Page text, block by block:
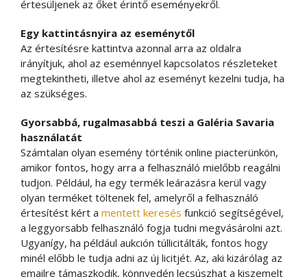
értesüljenek az őket érintő eseményekről.
Egy kattintásnyira az eseménytől
Az értesítésre kattintva azonnal arra az oldalra
irányítjuk, ahol az eseménnyel kapcsolatos részleteket
megtekintheti, illetve ahol az eseményt kezelni tudja, ha
az szükséges.
Gyorsabbá, rugalmasabbá teszi a Galéria Savaria
használatát
Számtalan olyan esemény történik online piacterünkön,
amikor fontos, hogy arra a felhasználó mielőbb reagálni
tudjon. Például, ha egy termék leárazásra kerül vagy
olyan terméket töltenek fel, amelyről a felhasználó
értesítést kért a mentett keresés funkció segítségével,
a leggyorsabb felhasználó fogja tudni megvásárolni azt.
Ugyanígy, ha például aukción túllicitálták, fontos hogy
minél előbb le tudja adni az új licitjét. Az, aki kizárólag az
emailre támaszkodik, könnyedén lecsúszhat a kiszemelt